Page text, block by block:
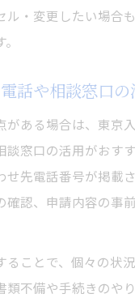
ル・変更したい場合
話や相談窓口
がある場合は、東京
談窓口の活用がおす
せ先電話番号が掲載
確認、申請内容の事
ることで、個々の状
類不備や手続きのや